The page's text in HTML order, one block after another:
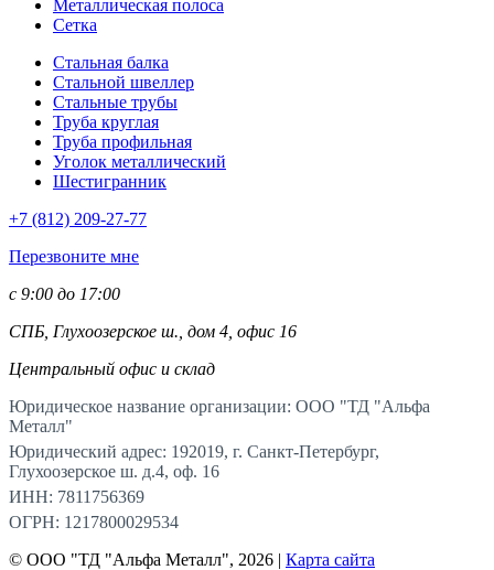
Металлическая полоса
Сетка
Стальная балка
Стальной швеллер
Стальные трубы
Труба круглая
Труба профильная
Уголок металлический
Шестигранник
+7 (812) 209-27-77
Перезвоните мне
с 9:00 до 17:00
СПБ, Глухоозерское ш., дом 4, офис 16
Центральный офис и склад
Юридическое название организации: ООО "ТД "Альфа
Металл"
Юридический адрес: 192019, г. Санкт-Петербург,
Глухоозерское ш. д.4, оф. 16
ИНН: 7811756369
ОГРН: 1217800029534
© ООО "ТД "Альфа Металл", 2026 | Карта сайта